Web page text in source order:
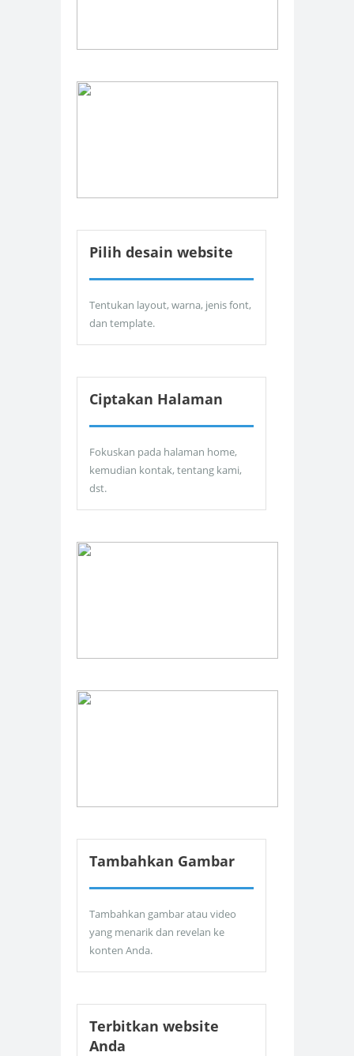
Pilih desain website
Tentukan layout, warna, jenis font,
dan template.
Ciptakan Halaman
Fokuskan pada halaman home,
kemudian kontak, tentang kami,
dst.
Tambahkan Gambar
Tambahkan gambar atau video
yang menarik dan revelan ke
konten Anda.
Terbitkan website
Anda